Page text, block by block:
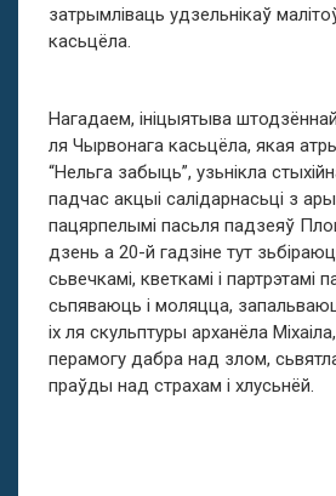
затрымліваць удзельнікаў
касьцёла.
Нагадаем, ініцыятыва
ля Чырвонага касьцёла, якая
“Нельга забыць”, узьнікла
падчас акцыі салідарнасьці з
пацярпелымі пасьля падзеяў
дзень а 20-й гадзіне тут
сьвечкамі, кветкамі і партрэтамі
сьпяваюць і моляцца,
іх ля скульптуры арханёла
перамогу дабра над злом,
праўды над страхам і хлусьнёй.